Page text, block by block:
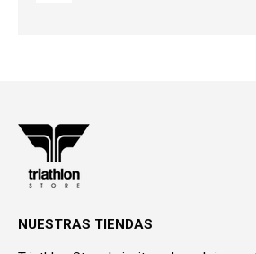
NUESTRAS TIENDAS